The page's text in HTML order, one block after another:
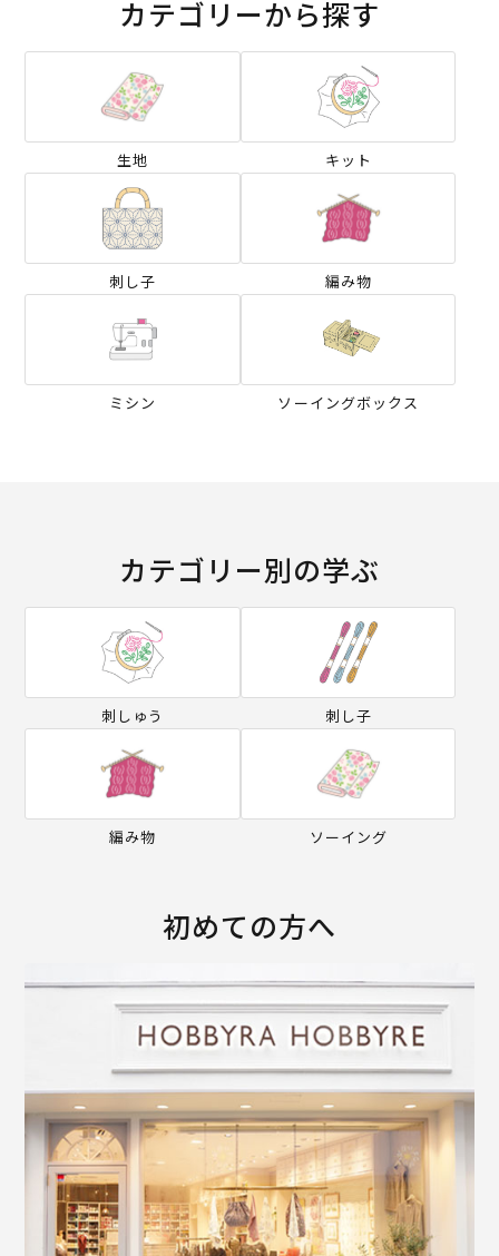
カテゴリーから探す
生地 キット
刺し子 編み物
ミシン ソーイングボックス
カテゴリー別の学ぶ
刺しゅう 刺し子
編み物 ソーイング
初めての方へ